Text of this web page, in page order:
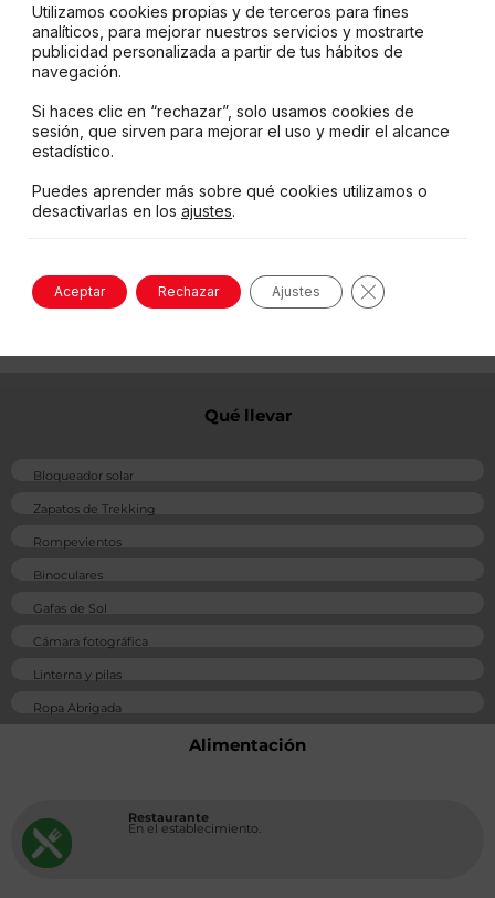
Electricidad
Wiﬁ
Baños
Víveres
Casas Rodantes
Camping
Qué llevar
Bloqueador solar
Zapatos de Trekking
Rompevientos
Binoculares
Gafas de Sol
Cámara fotográfica
Linterna y pilas
Ropa Abrigada
Alimentación
Restaurante
En el establecimiento.
Utilizamos cookies propias y de terceros para fines
analíticos, para mejorar nuestros servicios y mostrarte
publicidad personalizada a partir de tus hábitos de
navegación.
Si haces clic en “rechazar”, solo usamos cookies de
sesión, que sirven para mejorar el uso y medir el alcance
estadístico.
Puedes aprender más sobre qué cookies utilizamos o
desactivarlas en los ajustes.
Aceptar Rechazar Ajustes Cerrar el